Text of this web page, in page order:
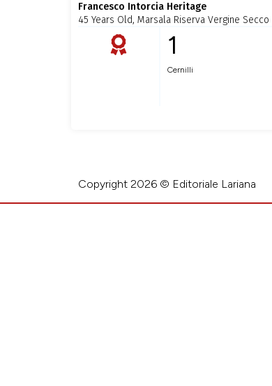
Francesco Intorcia Heritage
45 Years Old, Marsala Riserva Vergine Secco
1
Cernilli
Copyright 2026 © Editoriale Lariana